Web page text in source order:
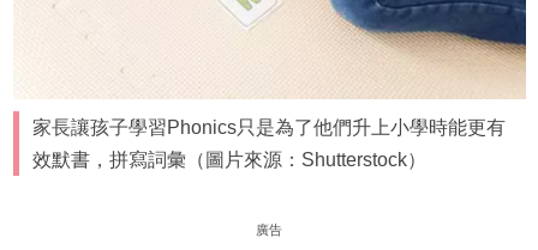
家長讓孩子學習Phonics只是為了他們升上小學時能更有
效默書，拼寫詞彙（圖片來源：Shutterstock）
廣告